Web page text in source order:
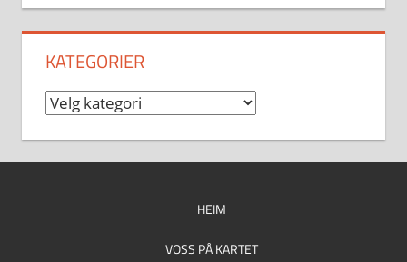
KATEGORIER
Kategorier
HEIM
VOSS PÅ KARTET